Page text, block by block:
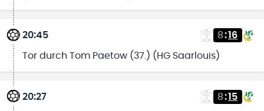
20:45 8:16
Tor durch Tom Paetow (37.) (HG Saarlouis)
20:27 8:15